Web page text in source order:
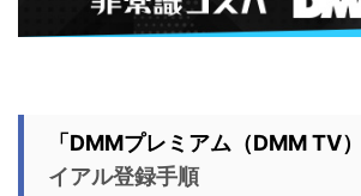
「 DMMプレミアム（DMM TV）
イアル登録手順